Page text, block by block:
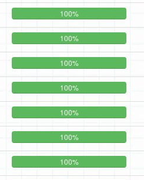
100%
100%
100%
100%
100%
100%
100%